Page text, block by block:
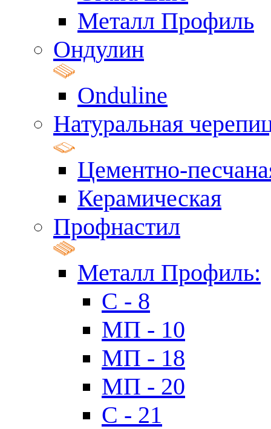
Металл Профиль
Ондулин
Onduline
Натуральная
Цементно-
Керамическая
Профнастил
Металл Профиль:
C - 8
МП - 10
МП - 18
МП - 20
C - 21